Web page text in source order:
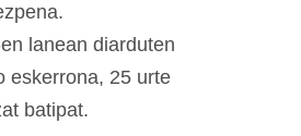
lanean diarduten
eskerrona, 25 urte
batipat.